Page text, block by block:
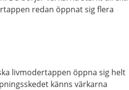
redan öppnat sig flera
livmodertappen öppna sig helt
känns värkarna